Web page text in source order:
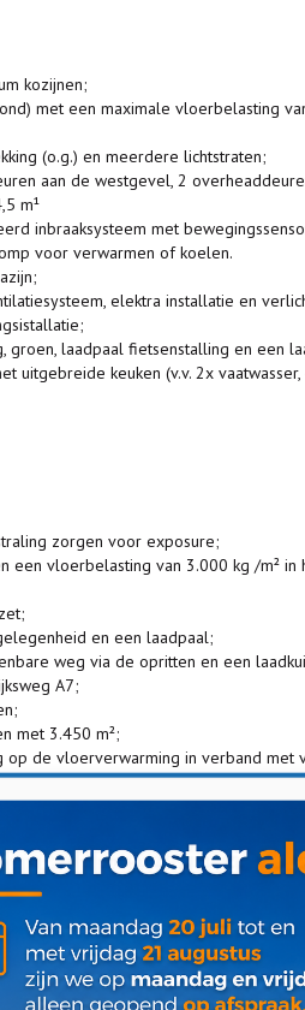
kozijnen;
met een maximale vloerbelasting
(o.g.) en meerdere lichtstraten;
aan de westgevel, 2
m¹
inbraaksysteem met
voor verwarmen of koelen.
elektra installatie en
groen, laadpaal fietsenstalling en een
uitgebreide keuken (v.v. 2x
zorgen voor exposure;
vloerbelasting van 3.000 kg /m² in
en een laadpaal;
weg via de opritten en een
A7;
met 3.450 m²;
op de vloerverwarming in verband met
1127 (gedeeltelijk), groot circa
overleg;
stellingen.
voor de levering van elektra, gas en
installaties zijn voor huurder.